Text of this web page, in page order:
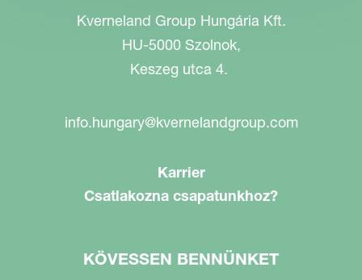
Kverneland Group Hungária Kft.
HU-5000 Szolnok,
Keszeg utca 4.
info.hungary@kvernelandgroup.com
Karrier
Csatlakozna csapatunkhoz?
KÖVESSEN BENNÜNKET